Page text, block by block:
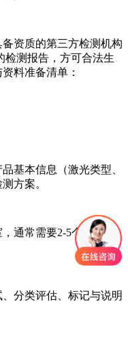
资质的第三方检测机构
检测报告，方可合法生
料准备清单：
基本信息（激光类型、
方案。
通常需要2-5个样品以
分类评估、标记与说明